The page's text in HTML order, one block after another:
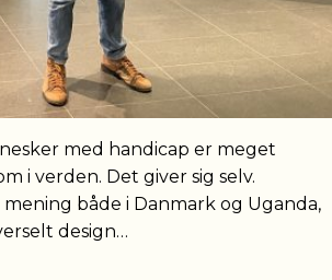
med handicap er meget
i verden. Det giver sig selv.
både i Danmark og Uganda,
design…